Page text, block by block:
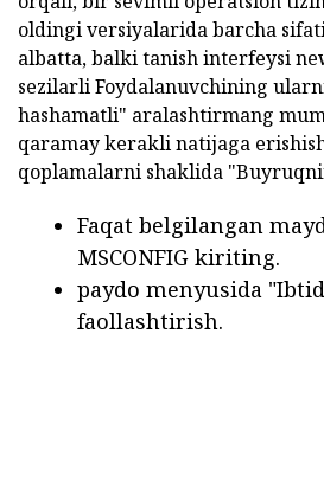
oldingi versiyalarida barcha
albatta, balki tanish interfeysi
sezilarli Foydalanuvchining
hashamatli" aralashtirmang
qaramay kerakli natijaga
qoplamalarni shaklida
Faqat belgilangan
MSCONFIG kiriting.
paydo menyusida
faollashtirish.